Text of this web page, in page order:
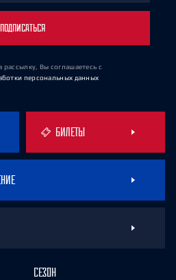
ПОДПИСАТЬСЯ
рассылку, Вы соглашаетесь с
персональных данных
БИЛЕТЫ
СЕЗОН